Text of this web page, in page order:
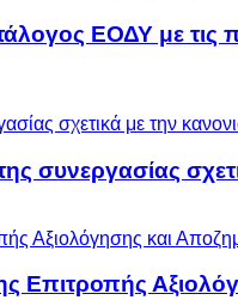
ΕΟΔΥ με τις
συνεργασίας
Επιτροπής